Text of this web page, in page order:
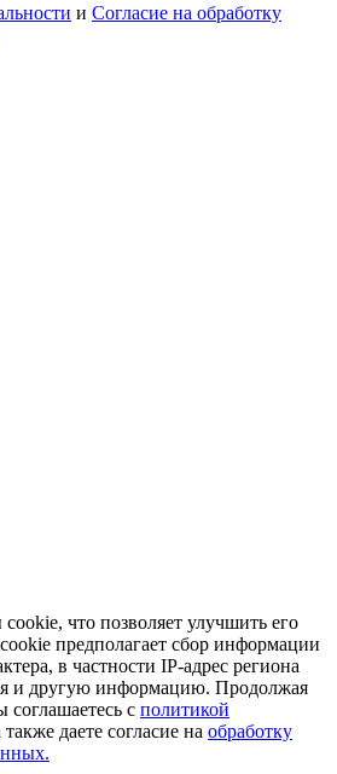
и Согласие на обработку
что позволяет улучшить его
предполагает сбор информации
в частности IP-адрес региона
и другую информацию. Продолжая
соглашаетесь с политикой
также даете согласие на обработку